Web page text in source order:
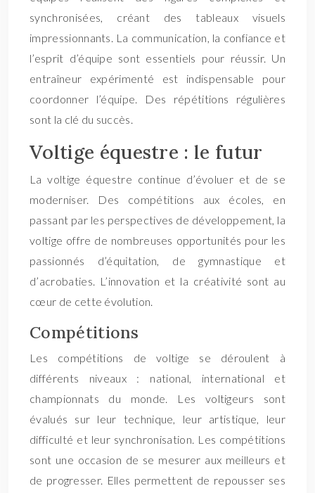
synchronisées, créant des tableaux visuels
impressionnants. La communication, la confiance et
l’esprit d’équipe sont essentiels pour réussir. Un
entraîneur expérimenté est indispensable pour
coordonner l’équipe. Des répétitions régulières
sont la clé du succès.
Voltige équestre : le futur
La voltige équestre continue d’évoluer et de se
moderniser. Des compétitions aux écoles, en
passant par les perspectives de développement, la
voltige offre de nombreuses opportunités pour les
passionnés d’équitation, de gymnastique et
d’acrobaties. L’innovation et la créativité sont au
cœur de cette évolution.
Compétitions
Les compétitions de voltige se déroulent à
différents niveaux : national, international et
championnats du monde. Les voltigeurs sont
évalués sur leur technique, leur artistique, leur
difficulté et leur synchronisation. Les compétitions
sont une occasion de se mesurer aux meilleurs et
de progresser. Elles permettent de repousser ses